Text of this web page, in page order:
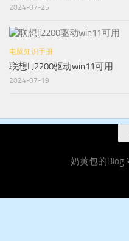
2024-07-25
电脑知识手册
联想LJ2200驱动win11可用
2024-07-19
奶黄包的Blog